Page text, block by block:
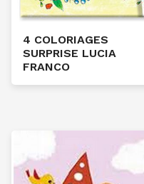
4 COLORIAGES
SURPRISE LUCIA
FRANCO